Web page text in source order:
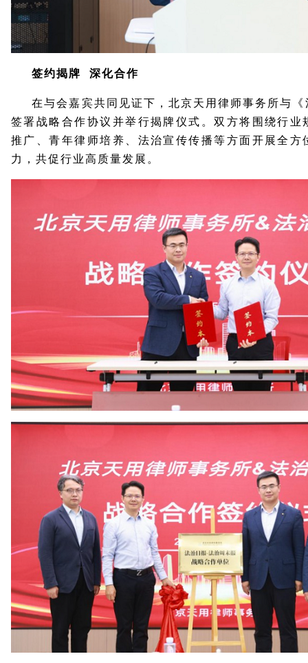
签约揭牌 深化合作
在与会嘉宾共同见证下，北京天用律师事务所与《
签署战略合作协议并举行揭牌仪式。双方将围绕行业
推广、青年律师培养、法治宣传传播等方面开展全方
力，共促行业高质量发展。